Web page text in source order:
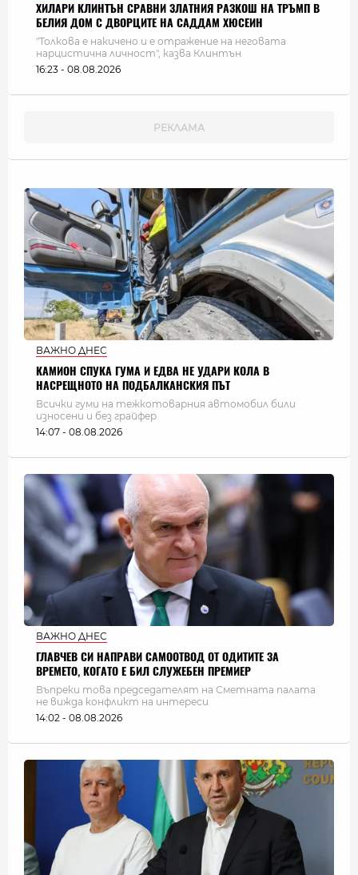
ХИЛАРИ КЛИНТЪН СРАВНИ ЗЛАТНИЯ РАЗКОШ НА ТРЪМП В
БЕЛИЯ ДОМ С ДВОРЦИТЕ НА САДДАМ ХЮСЕИН
"Толкова е накичено и е отражение на неговата
нарцистична личност", казва Клинтън
16:23 - 08.08.2026
ВАЖНО ДНЕС
КАМИОН СПУКА ГУМА И ЕДВА НЕ УДАРИ КОЛА В
НАСРЕЩНОТО НА ПОДБАЛКАНСКИЯ ПЪТ
Всички гуми на тежкотоварния автомобил били
износени и без грайфер
14:07 - 08.08.2026
ВАЖНО ДНЕС
ГЛАВЧЕВ СИ НАПРАВИ САМООТВОД ОТ ОДИТИТЕ ЗА
ВРЕМЕТО, КОГАТО Е БИЛ СЛУЖЕБЕН ПРЕМИЕР
Въпреки това председателят на Сметната палата
не вижда конфликт на интереси
14:02 - 08.08.2026